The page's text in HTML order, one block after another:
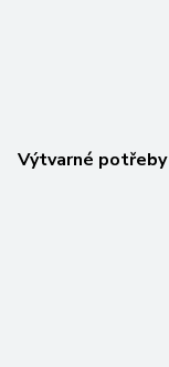
Výtvarné potřeby